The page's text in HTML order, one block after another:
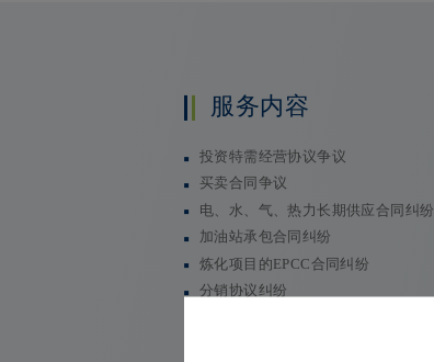
服务内容
投资特需经营协议争议
买卖合同争议
电、水、气、热力长期供应合同纠纷
加油站承包合同纠纷
炼化项目的EPCC合同纠纷
分销协议纠纷